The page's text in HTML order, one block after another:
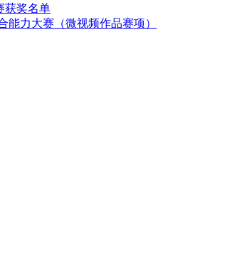
获奖名单
能力大赛（微视频作品赛项）